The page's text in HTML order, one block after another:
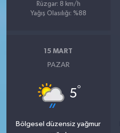
Rüzgar: 8 km/h
Yağış Olasılığı: %88
15 MART
PAZAR
5°
Bölgesel düzensiz yağmur